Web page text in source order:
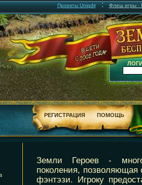
Проекты Uniqdir : Флеш игры -
РЕГИСТРАЦИЯ ПОМОЩЬ